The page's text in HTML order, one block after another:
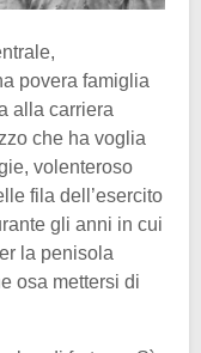
povera famiglia
alla carriera
che ha voglia
volenteroso
fila dell’esercito
gli anni in cui
la penisola
osa mettersi di